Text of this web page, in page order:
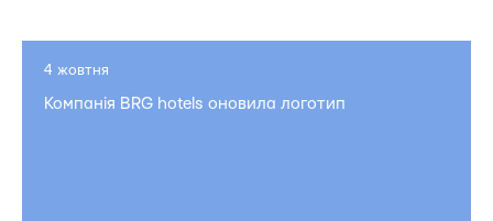
4 жовтня
Компанія BRG hotels оновила логотип